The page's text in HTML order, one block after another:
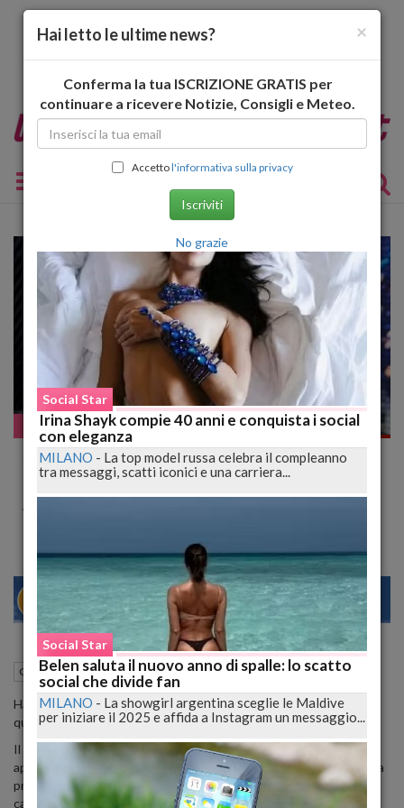
Toggle navigation
Gossip
Jerry Scotti al centro della querelle politica,
8500 euro di cachet per una serata ad
Alassio
MILANO 28 30
Gossip 17 Settembre 2013 12:55
Hanno presoGerry Scottie lo hanno messo al centro di una
querelle politica per la quale lui non ha colpe.
Il caso è nato quando l'opposizione del comune di
Alassioha
appreso che per una serata durante le manifestazioni estive con la
presenza del noto presentatore, lo stesso avrebbe preteso come
cachet ben
8500 euro.
×
Hai letto le ultime news?
Conferma la tua ISCRIZIONE GRATIS per
continuare a ricevere Notizie, Consigli e Meteo.
Accettol'informativa sulla privacy
Iscriviti
No grazie
Social Star
Irina Shayk compie 40 anni e conquista i social
con eleganza
MILANO - La top model russa celebra il compleanno
tra messaggi, scatti iconici e una carriera...
Social Star
Belen saluta il nuovo anno di spalle: lo scatto
social che divide fan
MILANO - La showgirl argentina sceglie le Maldive
per iniziare il 2025 e affida a Instagram un messaggio...